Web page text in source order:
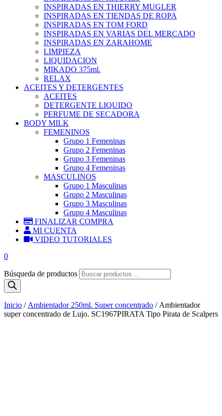
INSPIRADAS EN THIERRY MUGLER
INSPIRADAS EN TIENDAS DE ROPA
INSPIRADAS EN TOM FORD
INSPIRADAS EN VARIAS DEL MERCADO
INSPIRADAS EN ZARAHOME
LIMPIEZA
LIQUIDACION
MIKADO 375ml.
RELAX
ACEITES Y DETERGENTES
ACEITES
DETERGENTE LIQUIDO
PERFUME DE SECADORA
BODY MILK
FEMENINOS
Grupo 1 Femeninas
Grupo 2 Femeninas
Grupo 3 Femeninas
Grupo 4 Femeninas
MASCULINOS
Grupo 1 Masculinas
Grupo 2 Masculinas
Grupo 3 Masculinas
Grupo 4 Masculinas
FINALIZAR COMPRA
MI CUENTA
VIDEO TUTORIALES
0
Búsqueda de productos
Inicio / Ambientador 250ml. Super concentrado / Ambientador
super concentrado de Lujo. SC1967PIRATA Tipo Pirata de Scalpers